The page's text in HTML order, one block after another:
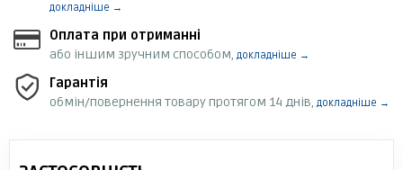
докладніше →
Оплата при отриманні
або іншим зручним способом, докладніше →
Гарантія
обмін/повернення товару протягом 14 днів, докладніше →